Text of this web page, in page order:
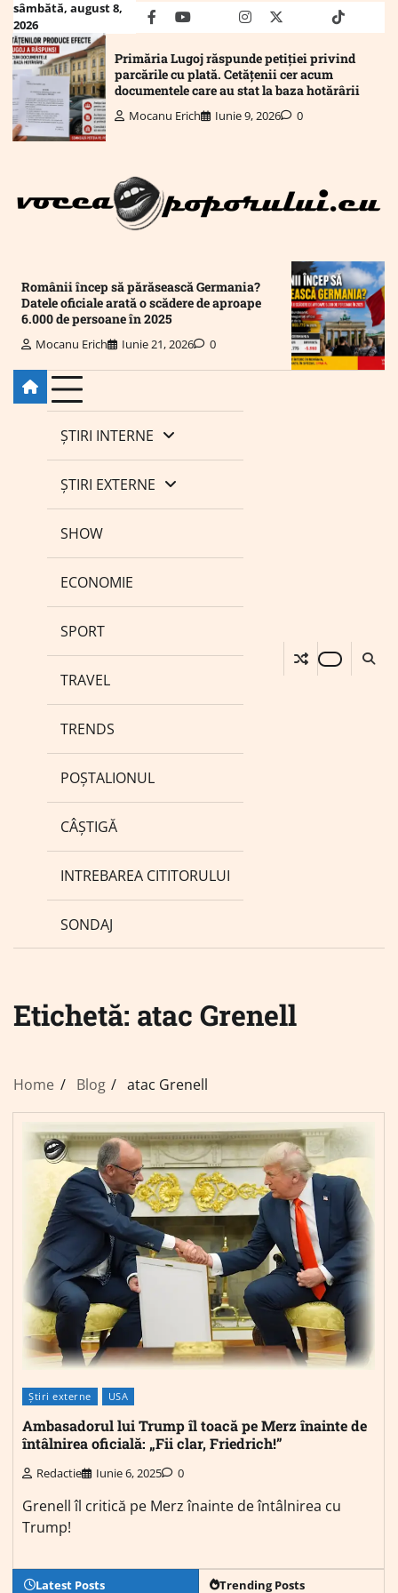
Skip
content
sâmbătă, august 8,
2026
facebookyoutubeMailinstagram
twitter truthtiktok
Primăria Lugoj răspunde petiției privind
parcările cu plată. Cetățenii cer acum
documentele care au stat la baza hotărârii
Mocanu Erich Iunie 9, 2026 0
Românii încep să părăsească Germania?
Datele oficiale arată o scădere de aproape
6.000 de persoane în 2025
Mocanu Erich Iunie 21, 2026 0
ȘTIRI INTERNE
ȘTIRI EXTERNE
SHOW
ECONOMIE
SPORT
TRAVEL
TRENDS
POȘTALIONUL
CÂȘTIGĂ
INTREBAREA CITITORULUI
SONDAJ
Etichetă: atac Grenell
Home Blog atac Grenell
Știri externe USA
Ambasadorul lui Trump îl toacă pe Merz înainte de
întâlnirea oficială: „Fii clar, Friedrich!”
Redactie Iunie 6, 2025 0
Grenell îl critică pe Merz înainte de întâlnirea cu
Trump!
Latest Posts Trending Posts